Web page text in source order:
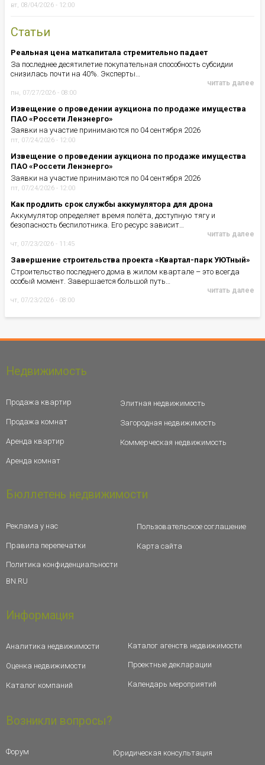
вт, 08/04/2026 - 12:00
Статьи
Реальная цена маткапитала стремительно падает
За последнее десятилетие покупательная способность субсидии
снизилась почти на 40%. Эксперты…
читать далее
пн, 07/27/2026 - 08:00
Извещение о проведении аукциона по продаже имущества
ПАО «Россети Ленэнерго»
Заявки на участие принимаются по 04 сентября 2026
пт, 07/24/2026 - 12:00
Извещение о проведении аукциона по продаже имущества
ПАО «Россети Ленэнерго»
Заявки на участие принимаются по 04 сентября 2026
пт, 07/24/2026 - 12:00
Как продлить срок службы аккумулятора для дрона
Аккумулятор определяет время полёта, доступную тягу и
безопасность беспилотника. Его ресурс зависит…
читать далее
чт, 07/23/2026 - 11:45
Завершение строительства проекта «Квартал-парк УЮТный»
Строительство последнего дома в жилом квартале – это всегда
особый момент. Завершается большой путь…
читать далее
чт, 07/23/2026 - 08:00
Недвижимость
Продажа квартир
Продажа комнат
Аренда квартир
Аренда комнат
Элитная недвижимость
Загородная недвижимость
Коммерческая недвижимость
Бюллетень недвижимости
Реклама у нас
Правила перепечатки
Политика конфиденциальности
BN.RU
Пользовательское соглашение
Карта сайта
Информация
Аналитика недвижимости
Оценка недвижимости
Каталог компаний
Каталог агенств недвижимости
Проектные декларации
Календарь мероприятий
Возникли вопросы?
Форум Юридическая консультация